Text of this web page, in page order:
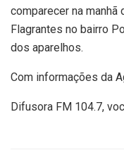
comparecer na manhã
Flagrantes no bairro
dos aparelhos.
Com informações da
Difusora FM 104.7,